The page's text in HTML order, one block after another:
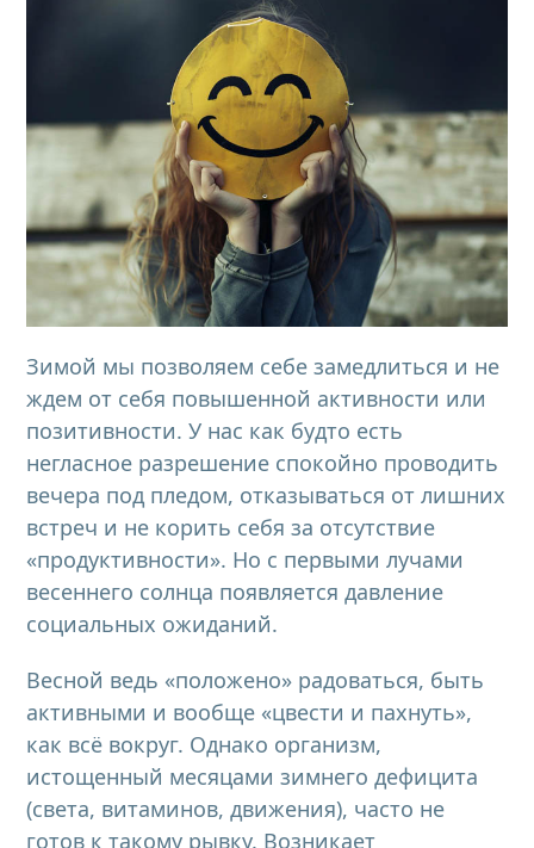
Зимой мы позволяем себе замедлиться и не
ждем от себя повышенной активности или
позитивности. У нас как будто есть
негласное разрешение спокойно проводить
вечера под пледом, отказываться от лишних
встреч и не корить себя за отсутствие
«продуктивности». Но с первыми лучами
весеннего солнца появляется давление
социальных ожиданий.
Весной ведь «положено» радоваться, быть
активными и вообще «цвести и пахнуть»,
как всё вокруг. Однако организм,
истощенный месяцами зимнего дефицита
(света, витаминов, движения), часто не
готов к такому рывку. Возникает